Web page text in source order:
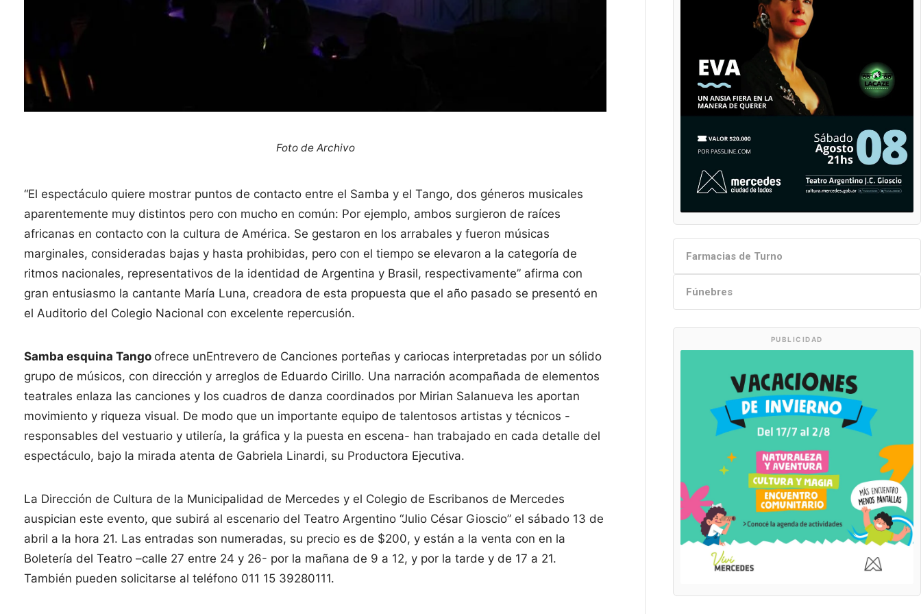
Foto de Archivo
“El espectáculo quiere mostrar puntos de contacto entre el Samba y el Tango, dos géneros musicales
aparentemente muy distintos pero con mucho en común: Por ejemplo, ambos surgieron de raíces
africanas en contacto con la cultura de América. Se gestaron en los arrabales y fueron músicas
marginales, consideradas bajas y hasta prohibidas, pero con el tiempo se elevaron a la categoría de
ritmos nacionales, representativos de la identidad de Argentina y Brasil, respectivamente” afirma con
gran entusiasmo la cantante María Luna, creadora de esta propuesta que el año pasado se presentó en
el Auditorio del Colegio Nacional con excelente repercusión.
Samba esquina Tango ofrece unEntrevero de Canciones porteñas y cariocas interpretadas por un sólido
grupo de músicos, con dirección y arreglos de Eduardo Cirillo. Una narración acompañada de elementos
teatrales enlaza las canciones y los cuadros de danza coordinados por Mirian Salanueva les aportan
movimiento y riqueza visual. De modo que un importante equipo de talentosos artistas y técnicos -
responsables del vestuario y utilería, la gráfica y la puesta en escena- han trabajado en cada detalle del
espectáculo, bajo la mirada atenta de Gabriela Linardi, su Productora Ejecutiva.
La Dirección de Cultura de la Municipalidad de Mercedes y el Colegio de Escribanos de Mercedes
auspician este evento, que subirá al escenario del Teatro Argentino “Julio César Gioscio” el sábado 13 de
abril a la hora 21. Las entradas son numeradas, su precio es de $200, y están a la venta con en la
Boletería del Teatro –calle 27 entre 24 y 26- por la mañana de 9 a 12, y por la tarde y de 17 a 21.
También pueden solicitarse al teléfono 011 15 39280111.
Farmacias de Turno
Fúnebres
PUBLICIDAD